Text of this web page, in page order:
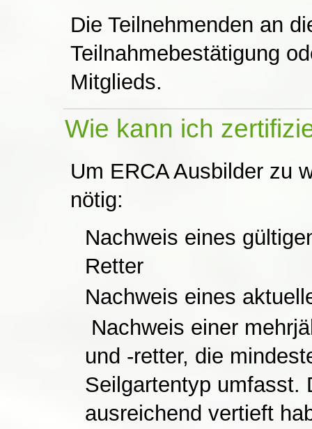
Die Teilnehmenden an
Teilnahmebestätigung
Mitglieds.
Wie kann ich
Um ERCA Ausbilder zu
nötig:
Nachweis eines
Retter
Nachweis eines
Nachweis einer
und -retter, die
Seilgartentyp umfasst.
ausreichend vertieft